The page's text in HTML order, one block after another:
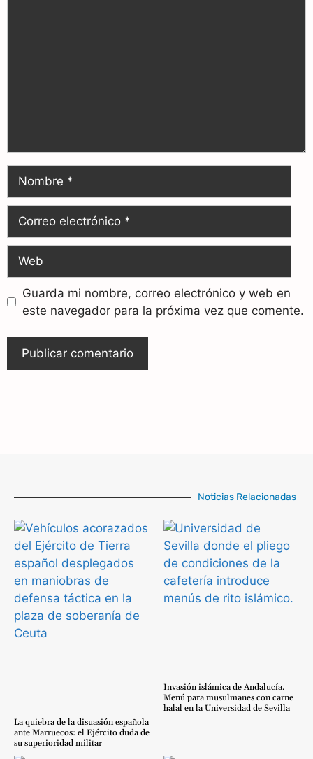
Guarda mi nombre, correo electrónico y web en
este navegador para la próxima vez que comente.
Noticias Relacionadas
La quiebra de la disuasión española
ante Marruecos: el Ejército duda de
su superioridad militar
Invasión islámica de Andalucía.
Menú para musulmanes con carne
halal en la Universidad de Sevilla